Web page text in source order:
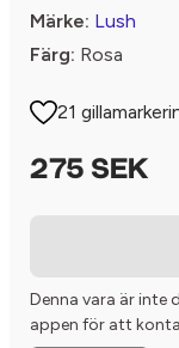
Märke: Lush
Färg: Rosa
21
275 SEK
Denna vara är inte
appen för att